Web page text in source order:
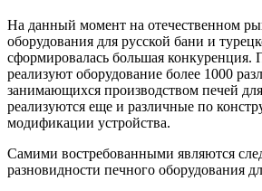
На данный момент на отечественном
оборудования для русской бани и
сформировалась большая конкуренция.
реализуют оборудование более 1000
занимающихся производством печей
реализуются еще и различные по
модификации устройства.
Самими востребованными являются
разновидности печного оборудования